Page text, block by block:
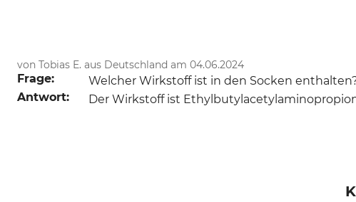
von Tobias E. aus Deutschland am 04.06.2024
Frage:
Welcher Wirkstoff ist in den Socken
Antwort:
Der Wirkstoff ist